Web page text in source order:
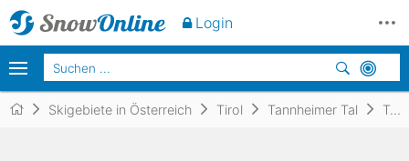
Skigebiete in Österreich Tirol Tannheimer Tal Tannheimer Tal
Login